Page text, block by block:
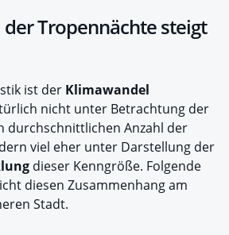
Tropennächte steigt
ist der Klimawandel
nicht unter Betrachtung der
durchschnittlichen Anzahl der
viel eher unter Darstellung der
dieser Kenngröße. Folgende
diesen Zusammenhang am
Stadt.